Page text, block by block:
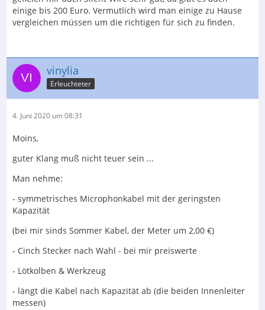
einige bis 200 Euro. Vermutlich wird man einige zu Hause
vergleichen müssen um die richtigen für sich zu finden.
vinylia
Erleuchteter
4. Juni 2020 um 08:31
Moins,
guter Klang muß nicht teuer sein ...
Man nehme:
- symmetrisches Microphonkabel mit der geringsten
Kapazität
(bei mir sinds Sommer Kabel, der Meter um 2,00 €)
- Cinch Stecker nach Wahl - bei mir preiswerte
- Lötkolben & Werkzeug
- längt die Kabel nach Kapazität ab (die beiden Innenleiter
messen)